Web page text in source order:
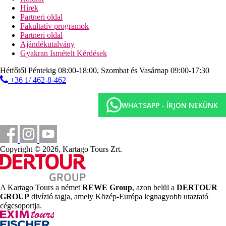
Tengerpart
napágyak, napernyők és törölközők ingyenesen
strandbár
Sport és szórakozás ingyenesen
animációs programok
teniszpálya (kivilágítás és felszerelés felár ellenében)
asztalitenisz
vízilabda
vízi torna
aerobic
Sport és szórakozás térítés ellenében
spa-központ
szauna
gőzfürdő
pezsgőfürdő
masszázsok
szépségszalon
Hírek
Partneri oldal
Fakultatív programok
Partneri oldal
Ajándékutalvány
Gyakran Ismételt Kérdések
Hétfőtől Péntekig 08:00-18:00, Szombat és Vasárnap 09:00-17:30
+36 1/ 462-8-462
WHATSAPP - ÍRJON NEKÜNK
Copyright © 2026, Kartago Tours Zrt.
A Kartago Tours a német REWE Group, azon belül a DERTOUR
GROUP divízió tagja, amely Közép-Európa legnagyobb utaztató
cégcsoportja.